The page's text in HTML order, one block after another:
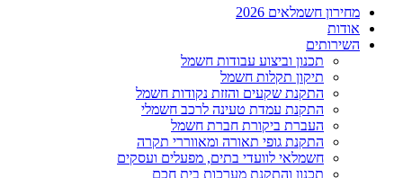
מחירון חשמלאים 2026
אודות
השירותים
תכנון וביצוע עבודות חשמל
תיקון תקלות חשמל
התקנת שקעים והזזת נקודות חשמל
התקנת עמדת טעינה לרכב חשמלי
העברת ביקורת חברת חשמל
התקנת גופי תאורה ומאווררי תקרה
חשמלאי לוועדי בתים, מפעלים ועסקים
תכנון והתקנת מערכות בית חכם